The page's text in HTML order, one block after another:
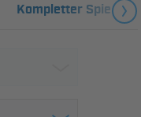
Kompletter Spielplan